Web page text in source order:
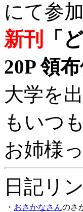
にて参
新刊
「
20P 領
大学を
もいつ
お姉様
日記リ
・ おさかなさんのさ